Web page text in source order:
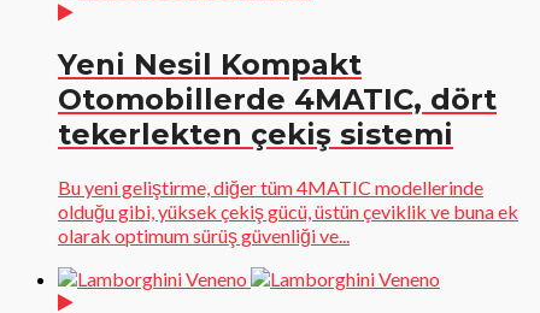
Yeni Nesil Kompakt
Otomobillerde 4MATIC, dört
tekerlekten çekiş sistemi
Bu yeni geliştirme, diğer tüm 4MATIC modellerinde
olduğu gibi, yüksek çekiş gücü, üstün çeviklik ve buna ek
olarak optimum sürüş güvenliği ve...